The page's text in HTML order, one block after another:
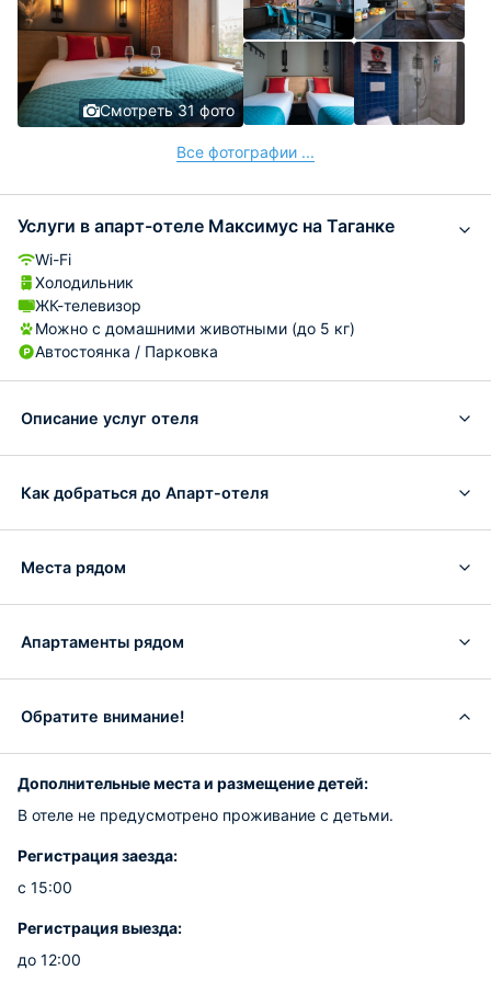
Смотреть 31 фото
Все фотографии ...
Услуги в апарт-отеле Максимус на Таганке
Wi-Fi
Холодильник
ЖК-телевизор
Можно с домашними животными (до 5 кг)
Автостоянка / Парковка
Описание услуг отеля
Как добраться до Апарт-отеля
Места рядом
Апартаменты рядом
Обратите внимание!
Дополнительные места и размещение детей:
В отеле не предусмотрено проживание с детьми.
Регистрация заезда:
с 15:00
Регистрация выезда:
до 12:00